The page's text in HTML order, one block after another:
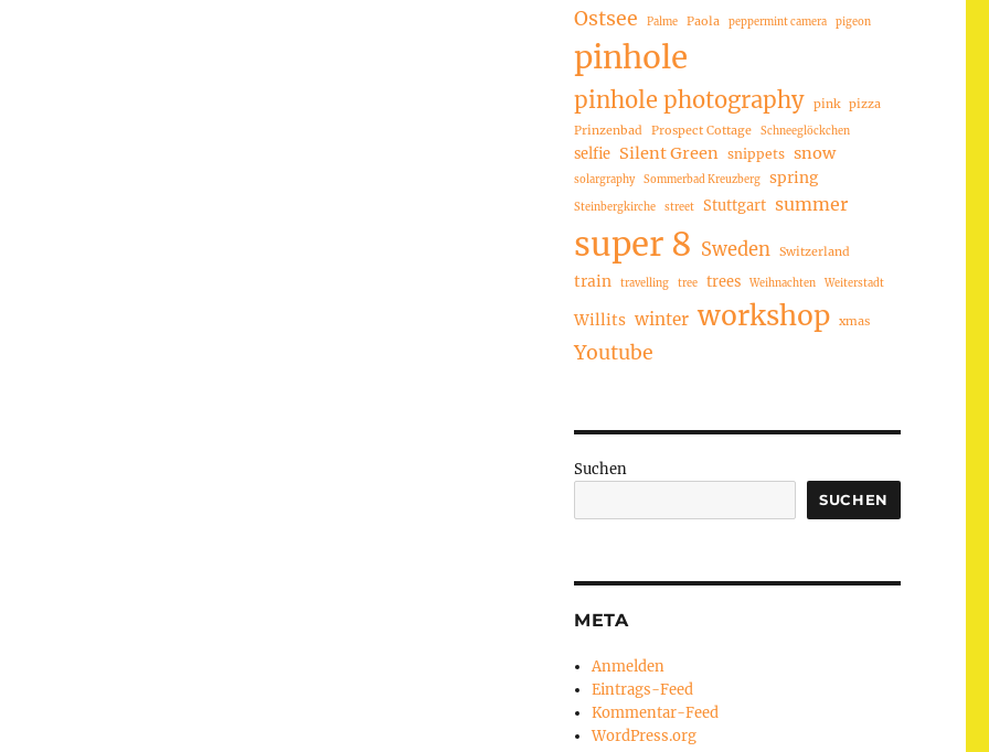
Ostsee Palme Paola peppermint camera pigeon
pinhole
pinhole photography pink pizza
Prinzenbad
Prospect Cottage Schneeglöckchen
selfie Silent Green snippets snow
solargraphy Sommerbad Kreuzberg spring
Steinbergkirche street Stuttgart summer
super 8 Sweden Switzerland
train travelling tree trees Weihnachten Weiterstadt
Willits winter workshop xmas
Youtube
Suchen
SUCHEN
META
Anmelden
Eintrags-Feed
Kommentar-Feed
WordPress.org